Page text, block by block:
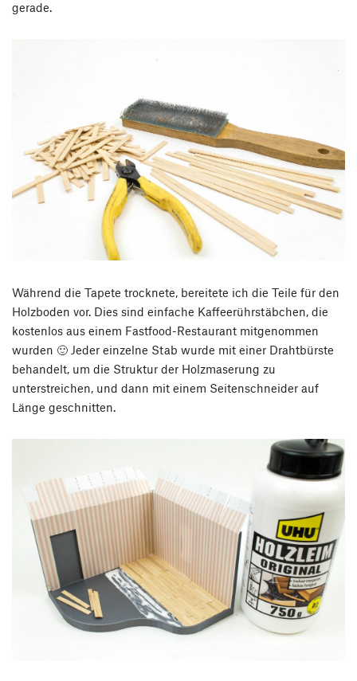
gerade.
Während die Tapete trocknete, bereitete ich die Teile für den
Holzboden vor. Dies sind einfache Kaffeerührstäbchen, die
kostenlos aus einem Fastfood-Restaurant mitgenommen
wurden 🙂 Jeder einzelne Stab wurde mit einer Drahtbürste
behandelt, um die Struktur der Holzmaserung zu
unterstreichen, und dann mit einem Seitenschneider auf
Länge geschnitten.